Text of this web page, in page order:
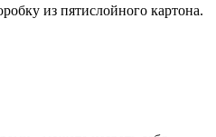
из пятислойного картона.